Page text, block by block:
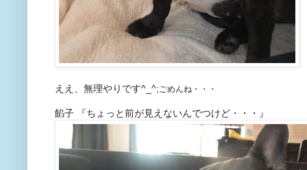
ええ、無理やりです^_^; ごめんね・・・
餡子 『ちょっと前が見えないんでつけど・・・』